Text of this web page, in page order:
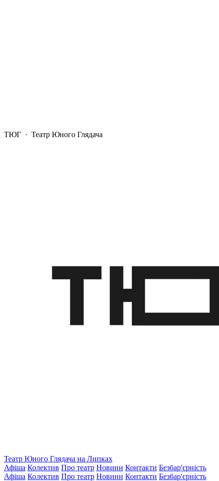
ТЮГ · Театр Юного Глядача
Театр Юного Глядача на Липках
Афіша Колектив Про театр Новини Контакти Безбар'єрність
Афіша Колектив Про театр Новини Контакти Безбар'єрність